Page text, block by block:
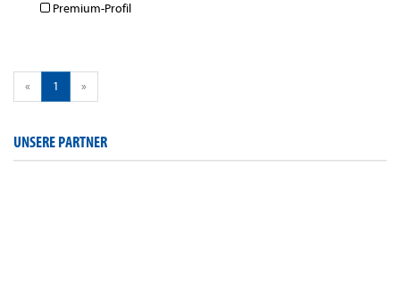
Premium-Profil
« 1 »
UNSERE PARTNER